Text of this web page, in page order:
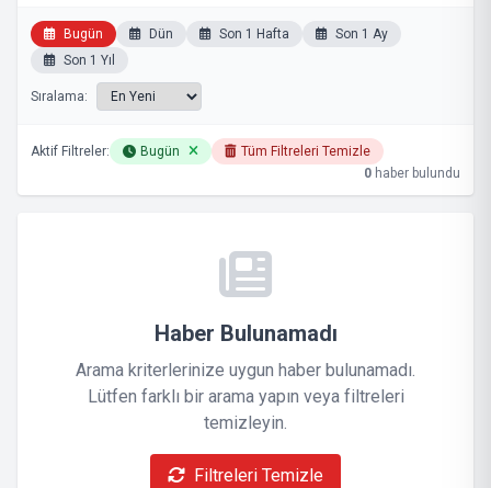
Bugün Dün Son 1 Hafta
Son 1 Ay
Son 1 Yıl
Sıralama:
Aktif Filtreler: Bugün
Tüm Filtreleri Temizle
0 haber bulundu
Haber Bulunamadı
Arama kriterlerinize uygun haber bulunamadı.
Lütfen farklı bir arama yapın veya filtreleri
temizleyin.
Filtreleri Temizle